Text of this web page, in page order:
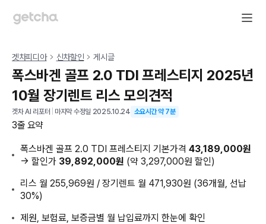
겟차피디아 신차할인 게시글
폭스바겐 골프 2.0 TDI 프레스티지 2025년
10월 장기렌트 리스 모의견적
겟차 AI 리포터 마지막 수정일 2025.10.24 소요시간 약7분
3줄 요약
폭스바겐 골프 2.0 TDI 프레스티지 기본가격43,189,000원
→ 할인가 39,892,000원 (약 3,297,000원 할인)
리스 월 255,969원 / 장기렌트 월 471,930원 (36개월, 선납
30%)
제원, 보험료, 보증금별 월 납입료까지 한눈에 확인